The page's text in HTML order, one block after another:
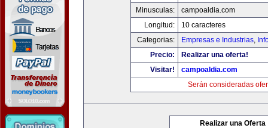
Minusculas:
campoaldia.com
Longitud:
10 caracteres
Categorias:
Empresas e Industrias,
Precio:
Realizar una oferta!
Visitar!
campoaldia.com
Serán consideradas
Realizar una Oferta